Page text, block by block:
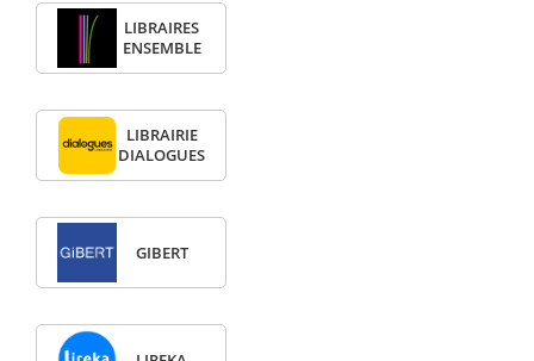
LIBRAIRES
ENSEMBLE
LIBRAIRIE
DIALOGUES
GIBERT